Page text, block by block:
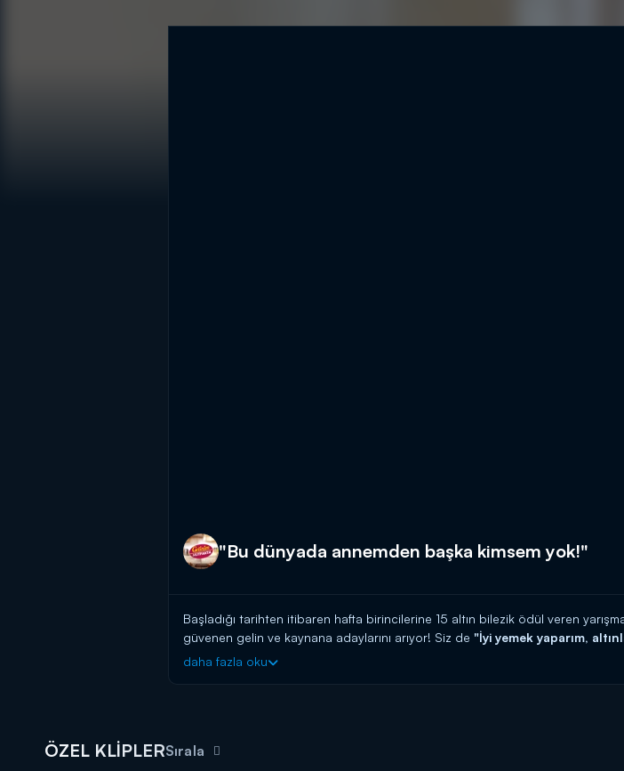
"Bu dünyada annemden başka kimsem yok!"
Başladığı tarihten itibaren hafta birincilerine 15 altın bilezik ödül veren
güvenen gelin ve kaynana adaylarını arıyor! Siz de "İyi yemek yaparım,
başlayın!
Gelinim Mutfakta, yeni bölümleriyle hafta içi her gün Kanal D'de!
daha fazla oku
ÖZEL KLİPLERSırala